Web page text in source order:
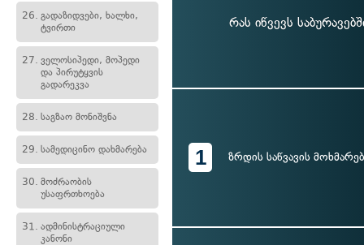
26. გადაზიდვები, ხალხი,
ტვირთი
27. ველოსიპედი, მოპედი
და პირუტყვის
გადარეკვა
28. საგზაო მონიშვნა
29. სამედიცინო დახმარება
30. მოძრაობის
უსაფრთხოება
31. ადმინისტრაციული
კანონი
რას იწვევს
1 ზრდის საწვავის